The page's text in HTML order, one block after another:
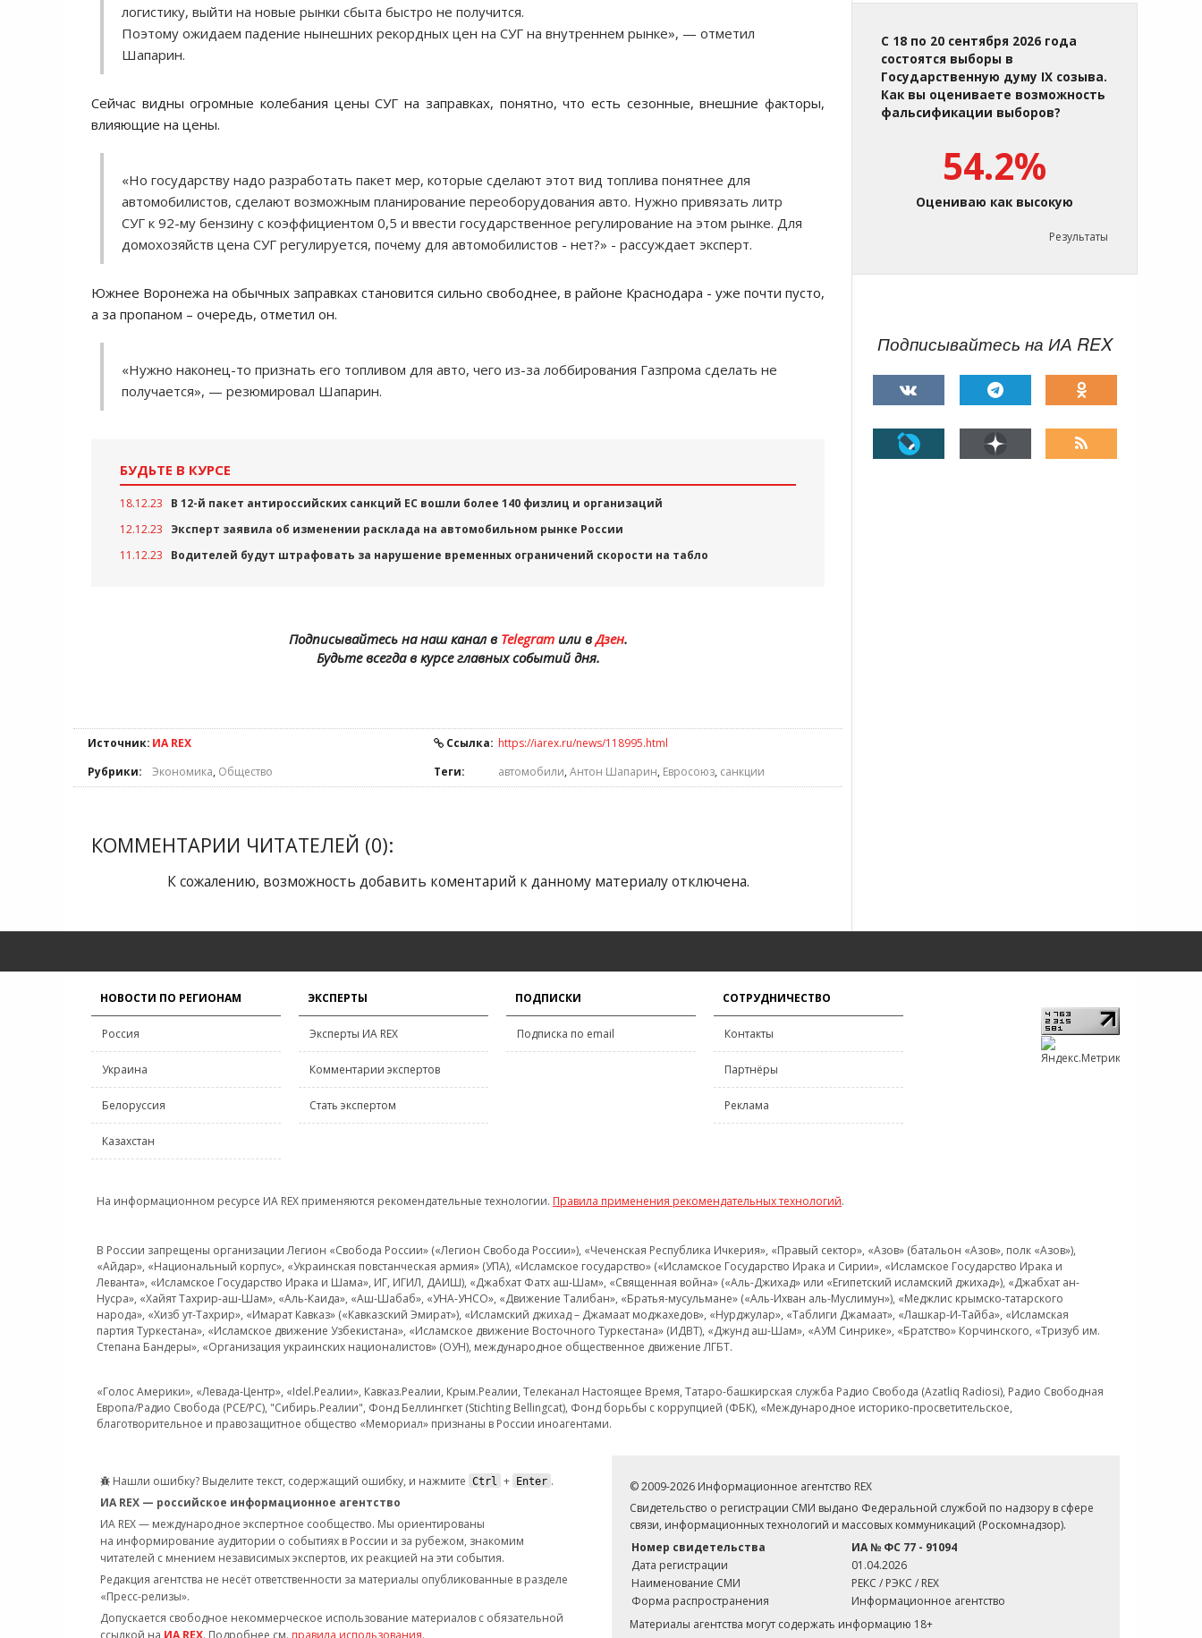
логистику, выйти на новые рынки сбыта быстро не получится.
Поэтому ожидаем падение нынешних рекордных цен на СУГ на внутреннем рынке», — отметил
Шапарин.
Сейчас видны огромные колебания цены СУГ на заправках, понятно, что есть сезонные, внешние факторы,
влияющие на цены.
«Но государству надо разработать пакет мер, которые сделают этот вид топлива понятнее для
автомобилистов, сделают возможным планирование переоборудования авто. Нужно привязать литр
СУГ к 92-му бензину с коэффициентом 0,5 и ввести государственное регулирование на этом рынке. Для
домохозяйств цена СУГ регулируется, почему для автомобилистов - нет?» - рассуждает эксперт.
Южнее Воронежа на обычных заправках становится сильно свободнее, в районе Краснодара - уже почти пусто,
а за пропаном – очередь, отметил он.
«Нужно наконец-то признать его топливом для авто, чего из-за лоббирования Газпрома сделать не
получается», — резюмировал Шапарин.
БУДЬТЕ В КУРСЕ
18.12.23
В 12-й пакет антироссийских санкций ЕС вошли более 140 физлиц и организаций
12.12.23
Эксперт заявила об изменении расклада на автомобильном рынке России
11.12.23
Водителей будут штрафовать за нарушение временных ограничений скорости на табло
Подписывайтесь на наш канал в Telegramили вДзен.
Будьте всегда в курсе главных событий дня.
Источник: ИА REX Ссылка: https://iarex.ru/news/118995.html
Рубрики:
Экономика, Общество Теги: автомобили, Антон Шапарин, Евросоюз, санкции
КОММЕНТАРИИ ЧИТАТЕЛЕЙ (0):
К сожалению, возможность добавить коментарий к данному материалу отключена.
С 18 по 20 сентября 2026 года
состоятся выборы в
Государственную думу IX созыва.
Как вы оцениваете возможность
фальсификации выборов?
54.2%
Оцениваю как высокую
Результаты
Подписывайтесь на ИА REX
НОВОСТИ ПО РЕГИОНАМ
Россия
Украина
Белоруссия
Казахстан
ЭКСПЕРТЫ
Эксперты ИА REX
Комментарии экспертов
Стать экспертом
ПОДПИСКИ
Подписка по email
СОТРУДНИЧЕСТВО
Контакты
Партнёры
Реклама
На информационном ресурсе ИА REX применяются рекомендательные технологии. Правила применения рекомендательных технологий.
В России запрещены организации Легион «Свобода России» («Легион Свобода России»), «Чеченская Республика Ичкерия», «Правый сектор», «Азов» (батальон «Азов», полк «Азов»),
«Айдар», «Национальный корпус», «Украинская повстанческая армия» (УПА), «Исламское государство» («Исламское Государство Ирака и Сирии», «Исламское Государство Ирака и
Леванта», «Исламское Государство Ирака и Шама», ИГ, ИГИЛ, ДАИШ), «Джабхат Фатх аш-Шам», «Священная война» («Аль-Джихад» или «Египетский исламский джихад»), «Джабхат ан-
Нусра», «Хайят Тахрир-аш-Шам», «Аль-Каида», «Аш-Шабаб», «УНА-УНСО», «Движение Талибан», «Братья-мусульмане» («Аль-Ихван аль-Муслимун»), «Меджлис крымско-татарского
народа», «Хизб ут-Тахрир», «Имарат Кавказ» («Кавказский Эмират»), «Исламский джихад – Джамаат моджахедов», «Нурджулар», «Таблиги Джамаат», «Лашкар-И-Тайба», «Исламская
партия Туркестана», «Исламское движение Узбекистана», «Исламское движение Восточного Туркестана» (ИДВТ), «Джунд аш-Шам», «АУМ Синрике», «Братство» Корчинского, «Тризуб им.
Степана Бандеры», «Организация украинских националистов» (ОУН), международное общественное движение ЛГБТ.
«Голос Америки», «Левада-Центр», «Idel.Реалии», Кавказ.Реалии, Крым.Реалии, Телеканал Настоящее Время, Татаро-башкирская служба Радио Свобода (Azatliq Radiosi), Радио Свободная
Европа/Радио Свобода (PCE/PC), "Сибирь.Реалии", Фонд Беллингкет (Stichting Bellingcat), Фонд борьбы с коррупцией (ФБК), «Международное историко-просветительское,
благотворительное и правозащитное общество «Мемориал» признаны в России иноагентами.
Нашли ошибку? Выделите текст, содержащий ошибку, и нажмите Ctrl + Enter .
ИА REX — российское информационное агентство
ИА REX — международное экспертное сообщество. Мы ориентированы
на информирование аудитории о событиях в России и за рубежом, знакомим
читателей с мнением независимых экспертов, их реакцией на эти события.
Редакция агентства не несёт ответственности за материалы опубликованные в разделе
«Пресс-релизы».
Допускается свободное некоммерческое использование материалов с обязательной
ссылкой на ИА REX. Подробнее см. правила использования.
© 2009-2026 Информационное агентство REX
Свидетельство о регистрации СМИ выдано Федеральной службой по надзору в сфере
связи, информационных технологий и массовых коммуникаций (Роскомнадзор).
Номер свидетельства
ИА № ФС 77 - 91094
Дата регистрации
01.04.2026
Наименование СМИ
РЕКС / РЭКС / REX
Форма распространения
Информационное агентство
Материалы агентства могут содержать информацию 18+